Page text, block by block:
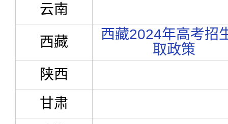
云南
西藏
西藏2024年高考招
取政策
陕西
甘肃